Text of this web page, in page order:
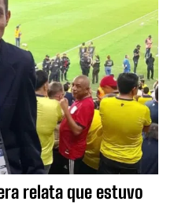
relata que estuvo